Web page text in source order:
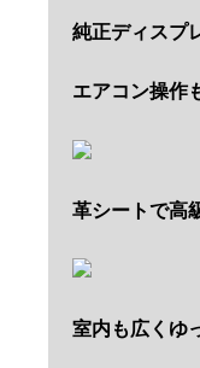
純正ディスプ
エアコン操作
革シートで高
室内も広くゆ